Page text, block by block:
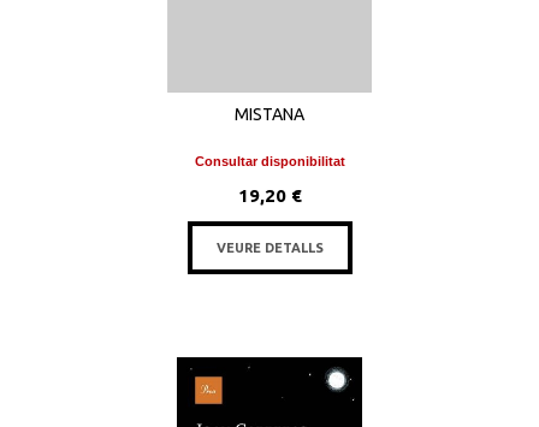
MISTANA
Consultar disponibilitat
19,20 €
VEURE DETALLS